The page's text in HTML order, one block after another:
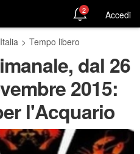
2 Accedi
> Tempo libero
dal 26
2015:
l'Acquario